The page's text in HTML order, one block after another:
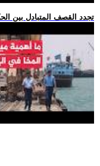
.. تجدد القصف المتبادل بين